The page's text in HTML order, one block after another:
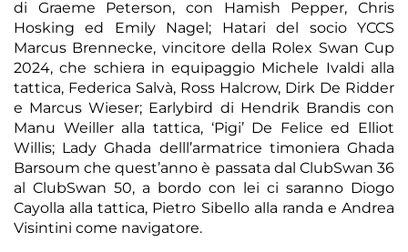
di Graeme Peterson, con Hamish Pepper, Chris
Hosking ed Emily Nagel; Hatari del socio YCCS
Marcus Brennecke, vincitore della Rolex Swan Cup
2024, che schiera in equipaggio Michele Ivaldi alla
tattica, Federica Salvà, Ross Halcrow, Dirk De Ridder
e Marcus Wieser; Earlybird di Hendrik Brandis con
Manu Weiller alla tattica, ‘Pigi’ De Felice ed Elliot
Willis; Lady Ghada delll’armatrice timoniera Ghada
Barsoum che quest’anno è passata dal ClubSwan 36
al ClubSwan 50, a bordo con lei ci saranno Diogo
Cayolla alla tattica, Pietro Sibello alla randa e Andrea
Visintini come navigatore.